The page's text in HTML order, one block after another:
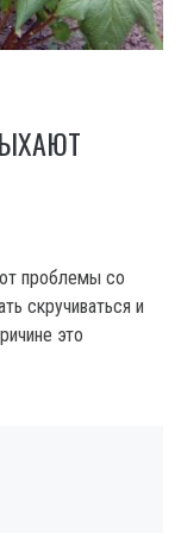
проблемы со
скручиваться и
это